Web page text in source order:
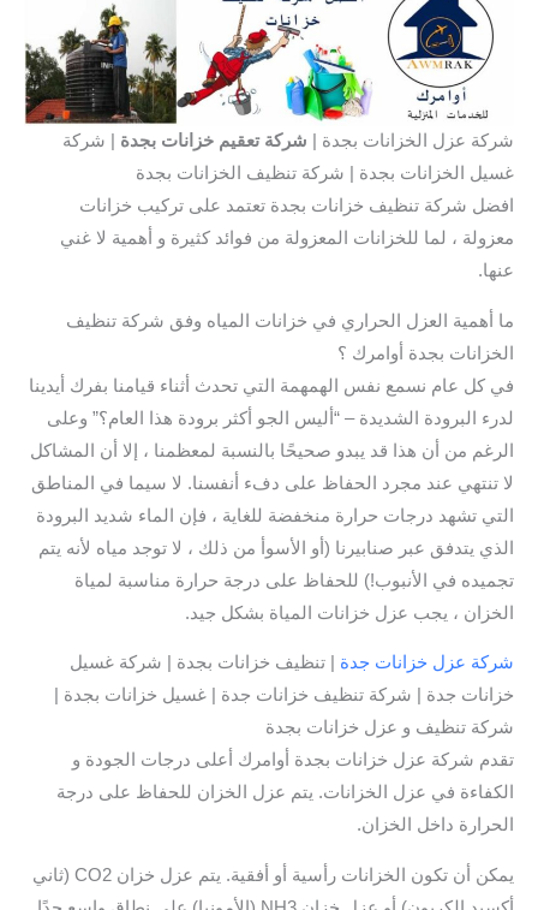
شركة عزل الخزانات بجدة | شركة تعقيم خزانات بجدة | شركة
غسيل الخزانات بجدة | شركة تنظيف الخزانات بجدة
افضل شركة تنظيف خزانات بجدة تعتمد على تركيب خزانات
معزولة ، لما للخزانات المعزولة من فوائد كثيرة و أهمية لا غني
عنها.
ما أهمية العزل الحراري في خزانات المياه وفق شركة تنظيف
الخزانات بجدة أوامرك ؟
في كل عام نسمع نفس الهمهمة التي تحدث أثناء قيامنا بفرك أيدينا
لدرء البرودة الشديدة – “أليس الجو أكثر برودة هذا العام؟” وعلى
الرغم من أن هذا قد يبدو صحيحًا بالنسبة لمعظمنا ، إلا أن المشاكل
لا تنتهي عند مجرد الحفاظ على دفء أنفسنا. لا سيما في المناطق
التي تشهد درجات حرارة منخفضة للغاية ، فإن الماء شديد البرودة
الذي يتدفق عبر صنابيرنا (أو الأسوأ من ذلك ، لا توجد مياه لأنه يتم
تجميده في الأنبوب!) للحفاظ على درجة حرارة مناسبة لمياة
الخزان ، يجب عزل خزانات المياة بشكل جيد.
شركة عزل خزانات جدة | تنظيف خزانات بجدة | شركة غسيل
خزانات جدة | شركة تنظيف خزانات جدة | غسيل خزانات بجدة |
شركة تنظيف و عزل خزانات بجدة
تقدم شركة عزل خزانات بجدة أوامرك أعلى درجات الجودة و
الكفاءة في عزل الخزانات. يتم عزل الخزان للحفاظ على درجة
الحرارة داخل الخزان.
يمكن أن تكون الخزانات رأسية أو أفقية. يتم عزل خزان CO2 (ثاني